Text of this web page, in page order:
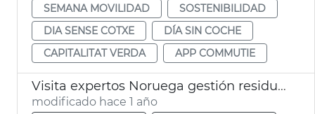
SEMANA MOVILIDAD
SOSTENIBILIDAD
DIA SENSE COTXE
DÍA SIN COCHE
CAPITALITAT VERDA
APP COMMUTIE
Visita expertos Noruega gestión residuos
modificado hace 1 año